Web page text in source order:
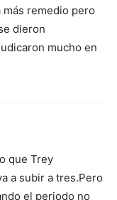
remedio pero
dieron
mucho en
que Trey
a subir a tres.Pero
el periodo no